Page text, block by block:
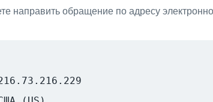
направить обращение по адресу